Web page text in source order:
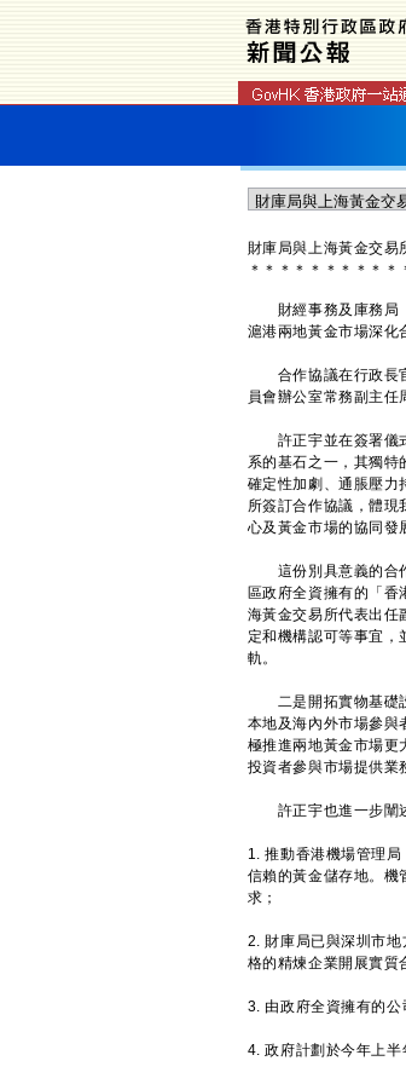
財庫局與上海黃金交
＊ ＊ ＊ ＊ ＊ ＊ ＊ ＊ ＊ ＊
財經事務及庫務局（
滬港兩地黃金市場深化
合作協議在行政長官
員會辦公室常務副主任
許正宇並在簽署儀式
系的基石之一，其獨
確定性加劇、通脹壓力
所簽訂合作協議，體
心及黃金市場的協同發
這份別具意義的合作
區政府全資擁有的「
海黃金交易所代表出任
定和機構認可等事宜
軌。
二是開拓實物基礎設
本地及海內外市場參與
極推進兩地黃金市場更
投資者參與市場提供業
許正宇也進一步闡述
1. 推動香港機場管理
信賴的黃金儲存地。機
求；
2. 財庫局已與深圳市
格的精煉企業開展實質
3. 由政府全資擁有的公
4. 政府計劃於今年上